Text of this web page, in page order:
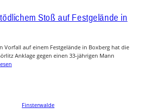
Stoß auf Festgelände in
Vorfall auf einem Festgelände in Boxberg hat die
Anklage gegen einen 33-jährigen Mann
Finsterwalde